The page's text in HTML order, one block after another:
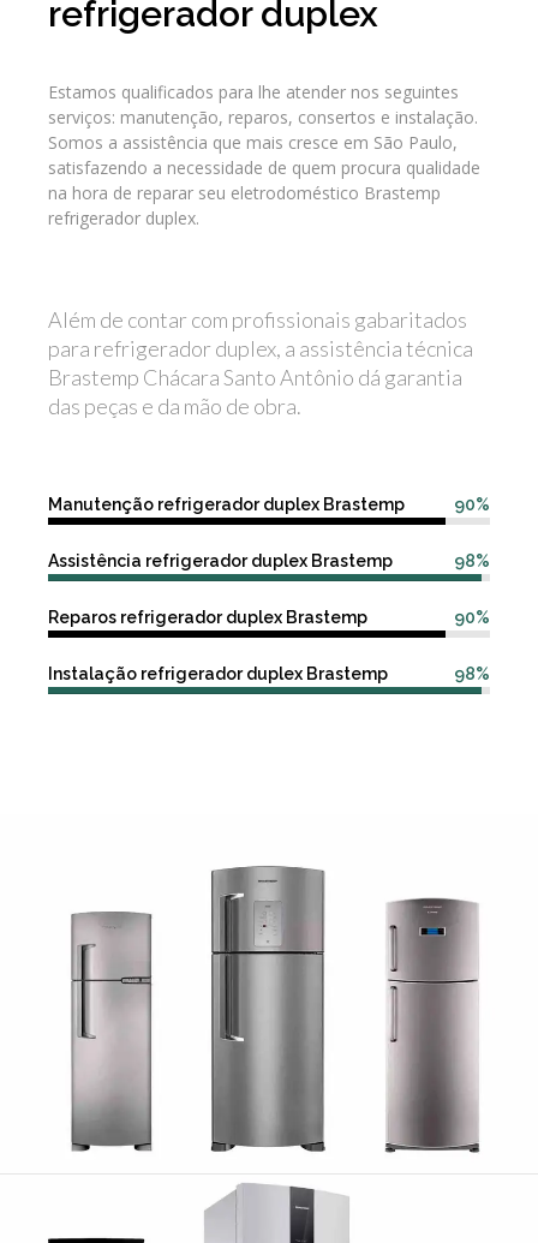
refrigerador duplex
Estamos qualificados para lhe atender nos seguintes
serviços: manutenção, reparos, consertos e instalação.
Somos a assistência que mais cresce em São Paulo,
satisfazendo a necessidade de quem procura qualidade
na hora de reparar seu eletrodoméstico Brastemp
refrigerador duplex.
Além de contar com profissionais gabaritados
para refrigerador duplex, a assistência técnica
Brastemp Chácara Santo Antônio dá garantia
das peças e da mão de obra.
90%
Manutenção refrigerador duplex Brastemp
98%
Assistência refrigerador duplex Brastemp
90%
Reparos refrigerador duplex Brastemp
98%
Instalação refrigerador duplex Brastemp